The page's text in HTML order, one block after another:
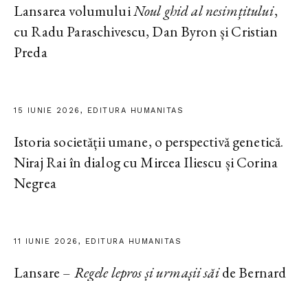
Lansarea volumuluiNoul ghid al nesimțitului,
cu Radu Paraschivescu, Dan Byron și Cristian
Preda
15 IUNIE 2026, EDITURA HUMANITAS
Istoria societății umane, o perspectivă genetică.
Niraj Rai în dialog cu Mircea Iliescu și Corina
Negrea
11 IUNIE 2026, EDITURA HUMANITAS
Lansare – Regele lepros și urmașii săide Bernard